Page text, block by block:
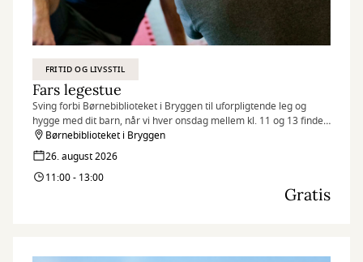
FRITID OG LIVSSTIL
Fars legestue
Sving forbi Børnebiblioteket i Bryggen til uforpligtende leg og
hygge med dit barn, når vi hver onsdag mellem kl. 11 og 13 finder
legetøjet frem og inviterer til Fars legestue.
Børnebiblioteket i Bryggen
26. august 2026
11:00 - 13:00
Gratis